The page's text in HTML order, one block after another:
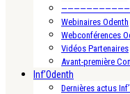
Webinaires Odenth
Webconférences
Vidéos Partenaires
Avant-première
Inf’Odenth
Dernières actus